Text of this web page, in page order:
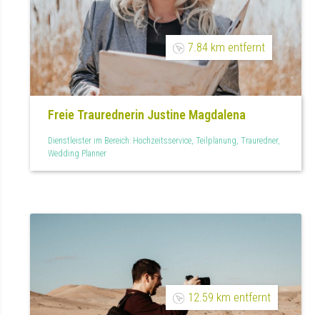
7.84 km entfernt
Freie Traurednerin Justine Magdalena
Dienstleister im Bereich: Hochzeitsservice, Teilplanung, Trauredner,
Wedding Planner
12.59 km entfernt